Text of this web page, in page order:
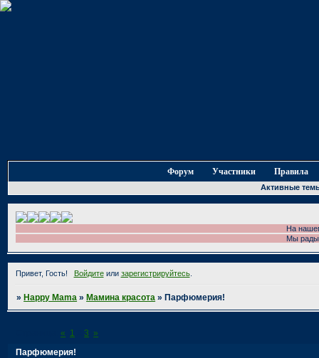
Форум Участники Правила
Активные
На нашем
Мы рады
Привет, Гость! Войдитеили зарегистрируйтесь.
»Happy Mama »Мамина красота »Парфюмерия!
Парфюмерия!
Страница:« 1 3 »